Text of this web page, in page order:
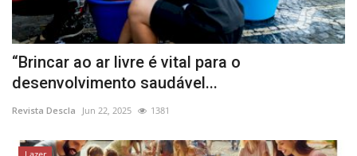
“Brincar ao ar livre é vital para o
desenvolvimento saudável...
Revista Descla Jun 22, 2025 1381